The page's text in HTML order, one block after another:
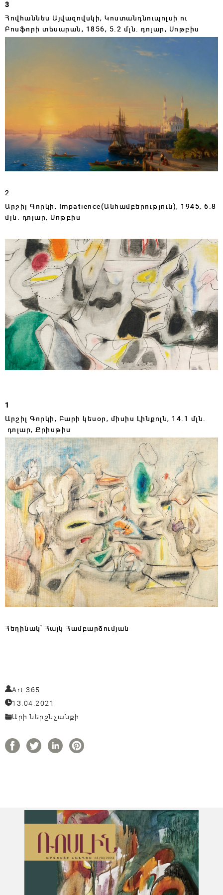
3
Հովհաննես Այվազովսկի, Կոստանդնուպոլսի ու
Բոսֆորի տեսարան, 1856, 5.2 մլն․ դոլար, Սոթբիս
2
Արշիլ Գորկի, Impatience(Անհամբերություն), 1945, 6.8
մլն․ դոլար, Սոթբիս
1
Արշիլ Գորկի, Բարի կեսօր, միսիս Լինքոլն, 14․ 1 մլն․
դոլար, Քրիսթիս
Հեղինակ՝ Հայկ Համբարձումյան
Art 365
13.04.2021
Արի ներշնչանքի